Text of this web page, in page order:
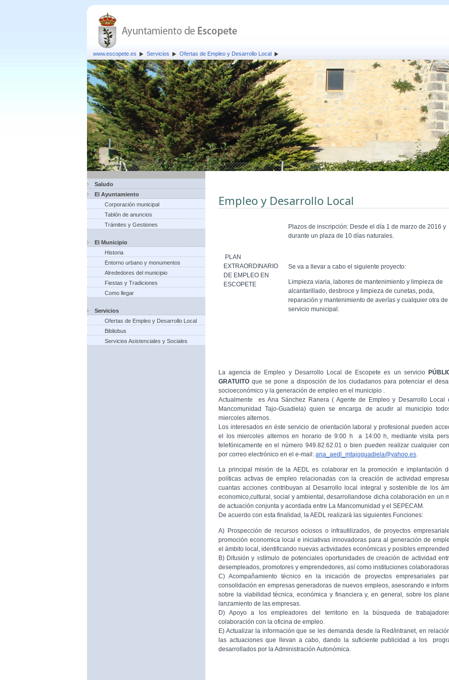
www.escopete.es Servicios Ofertas de Empleo y Desarrollo Local
Saludo
El Ayuntamiento
Corporación municipal
Tablón de anuncios
Trámites y Gestiones
El Municipio
Historia
Entorno urbano y monumentos
Alrededores del municipio
Fiestas y Tradiciones
Como llegar
Servicios
Ofertas de Empleo y Desarrollo Local
Bibliobus
Servicios Asistenciales y Sociales
Empleo y Desarrollo Local
PLAN
EXTRAORDINARIO
DE EMPLEO EN
ESCOPETE
Plazos de inscripción: Desde el día 1 de marzo de 2016 y
durante un plaza de 10 días naturales.
Se va a llevar a cabo el siguiente proyecto:
Limpieza viaria, labores de mantenimiento y limpieza de
alcantarillado, desbroce y limpieza de cunetas, poda,
reparación y mantenimiento de averías y cualquier otra de
servicio municipal.
La agencia de Empleo y Desarrollo Local de Escopete es un servicio
GRATUITO que se pone a disposción de los ciudadanos para potenciar el
socioeconómico y la generación de empleo en el municipio .
Actualmente es Ana Sánchez Ranera ( Agente de Empleo y Desarrollo Local
Mancomunidad Tajo-Guadiela) quien se encarga de acudir al municipio
miercoles alternos.
Los interesados en éste servicio de orientación laboral y profesional pueden
el los miercoles alternos en horario de 9:00 h a 14:00 h, mediante visita
telefónicamente en el número 949.82.62.01 o bien pueden realizar cualquier
por correo electrónico en el e-mail: ana_aedl_mtajoguadiela@yahoo.es.
La principal misión de la AEDL es colaborar en la promoción e implantación
políticas activas de empleo relacionadas con la creación de actividad
cuantas acciones contribuyan al Desarrollo local integral y sostenible de los
economico,cultural, social y ambiental, desarrollandose dicha colaboración en un
de actuación conjunta y acordada entre La Mancomunidad y el SEPECAM.
De acuerdo con esta finalidad, la AEDL realizará las siguientes Funciones:
A) Prospección de recursos ociosos o infrautilizados, de proyectos
promoción economica local e iniciativas innovadoras para al generación de
el ámbito local, identificando nuevas actividades económicas y posibles
B) Difusión y estímulo de potenciales oportunidades de creación de actividad
desempleados, promotores y emprendedores, así como instituciones colaboradoras.
C) Acompañamiento técnico en la inicación de proyectos empresariales
consolidación en empresas generadoras de nuevos empleos, asesorando e
sobre la viabilidad técnica, económica y financiera y, en general, sobre los
lanzamiento de las empresas.
D) Apoyo a los empleadores del territorio en la búsqueda de
colaboración con la oficina de empleo.
E) Actualizar la información que se les demanda desde la Red/intranet, en
las actuaciones que llevan a cabo, dando la suficiente publicidad a los
desarrollados por la Administración Autonómica.